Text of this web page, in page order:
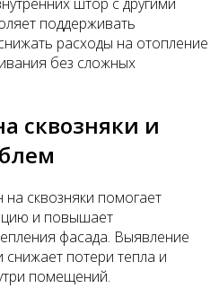
штор с другими
поддерживать
расходы на отопление
без сложных
сквозняки и
на сквозняки помогает
и повышает
фасада. Выявление
потери тепла и
помещений.